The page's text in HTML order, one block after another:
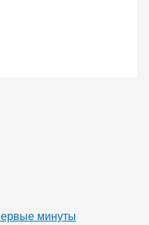
минуты